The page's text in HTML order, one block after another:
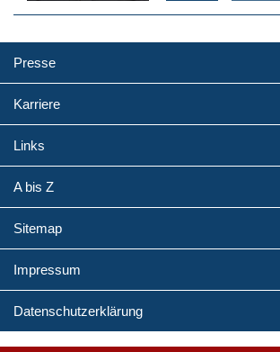
Presse
Karriere
Links
A bis Z
Sitemap
Impressum
Datenschutzerklärung